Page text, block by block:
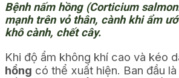
Bệnh nấm hồng (Corticium
mạnh trên vỏ thân, cành khi ẩm
khô cành, chết cây.
Khi độ ẩm không khí cao và kéo
hồng có thể xuất hiện. Ban đầu